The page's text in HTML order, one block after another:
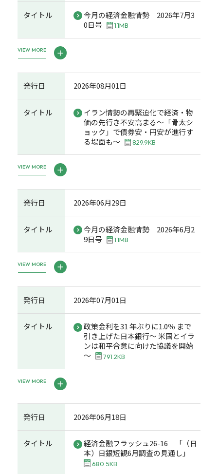
タイトル
今月の経済金融情勢 2026年7月3
0日号
1.1MB
VIEW MORE
発行日 2026年08月01日
タイトル
イラン情勢の再緊迫化で経済・物
価の先行き不安高まる～「骨太シ
ョック」で債券安・円安が進行す
る場面も～
829.9KB
VIEW MORE
発行日 2026年06月29日
タイトル
今月の経済金融情勢 2026年6月2
9日号
1.1MB
VIEW MORE
発行日 2026年07月01日
タイトル
政策金利を31 年ぶりに1.0％ まで
引き上げた日本銀行～ 米国とイラ
ンは和平合意に向けた協議を開始
～
791.2KB
VIEW MORE
発行日 2026年06月18日
タイトル
経済金融フラッシュ26-16 「（日
本）日銀短観6月調査の見通し」
680.5KB